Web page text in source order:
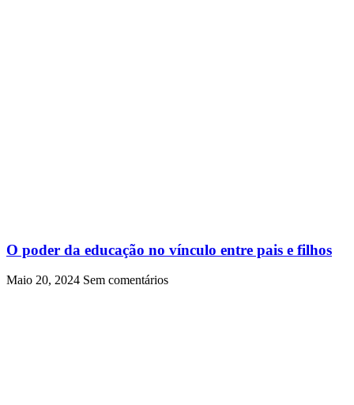
O poder da educação no vínculo entre pais e filhos
Maio 20, 2024 Sem comentários